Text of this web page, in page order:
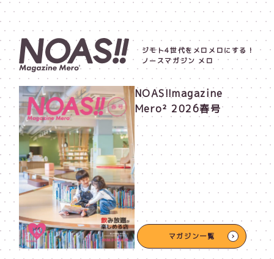
ジモト4世代をメロメロにする！
ノースマガジン メロ
NOAS!!magazine
Mero² 2026春号
マガジン一覧